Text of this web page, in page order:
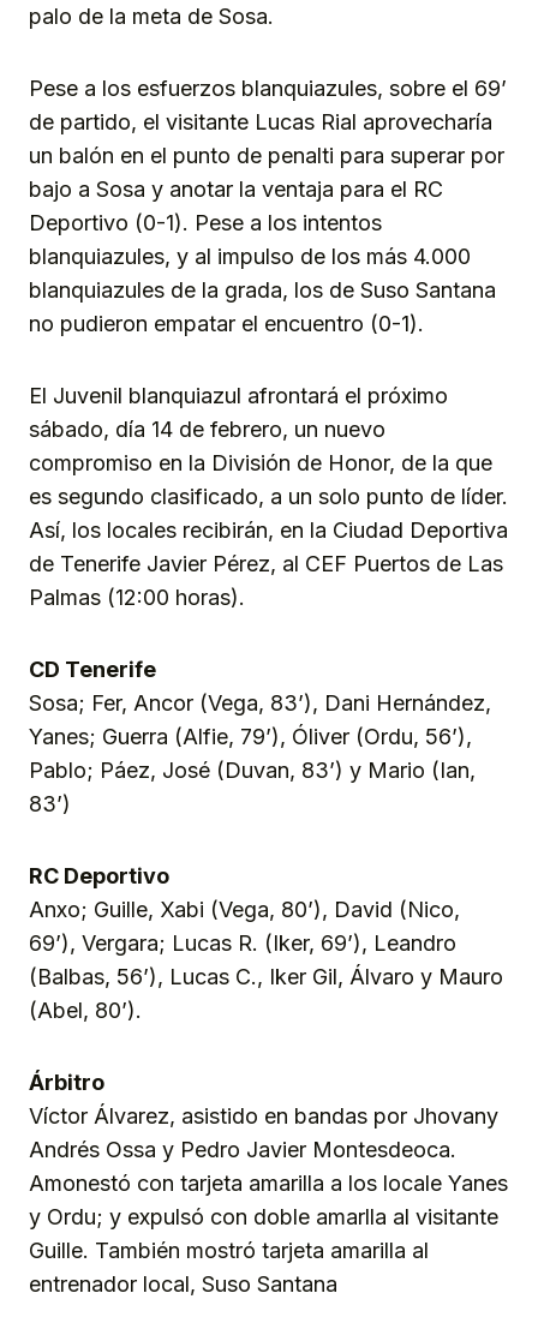
palo de la meta de Sosa.
Pese a los esfuerzos blanquiazules, sobre el 69’
de partido, el visitante Lucas Rial aprovecharía
un balón en el punto de penalti para superar por
bajo a Sosa y anotar la ventaja para el RC
Deportivo (0-1). Pese a los intentos
blanquiazules, y al impulso de los más 4.000
blanquiazules de la grada, los de Suso Santana
no pudieron empatar el encuentro (0-1).
El Juvenil blanquiazul afrontará el próximo
sábado, día 14 de febrero, un nuevo
compromiso en la División de Honor, de la que
es segundo clasificado, a un solo punto de líder.
Así, los locales recibirán, en la Ciudad Deportiva
de Tenerife Javier Pérez, al CEF Puertos de Las
Palmas (12:00 horas).
CD Tenerife
Sosa; Fer, Ancor (Vega, 83’), Dani Hernández,
Yanes; Guerra (Alfie, 79’), Óliver (Ordu, 56’),
Pablo; Páez, José (Duvan, 83’) y Mario (Ian,
83’)
RC Deportivo
Anxo; Guille, Xabi (Vega, 80’), David (Nico,
69’), Vergara; Lucas R. (Iker, 69’), Leandro
(Balbas, 56’), Lucas C., Iker Gil, Álvaro y Mauro
(Abel, 80’).
Árbitro
Víctor Álvarez, asistido en bandas por Jhovany
Andrés Ossa y Pedro Javier Montesdeoca.
Amonestó con tarjeta amarilla a los locale Yanes
y Ordu; y expulsó con doble amarlla al visitante
Guille. También mostró tarjeta amarilla al
entrenador local, Suso Santana